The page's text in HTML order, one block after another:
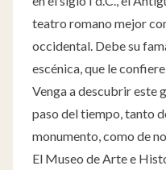
teatro romano mejor
occidental. Debe su
escénica, que le
Venga a descubrir este
paso del tiempo, tanto
monumento, como de
El Museo de Arte e